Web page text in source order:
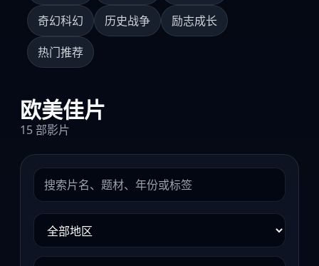
奇幻科幻
历史战争
励志成长
热门推荐
欧美佳片
15 部影片